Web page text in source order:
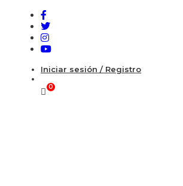
Iniciar sesión / Registro